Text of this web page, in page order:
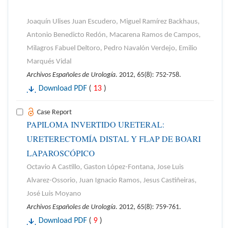
Joaquín Ulises Juan Escudero, Miguel Ramírez Backhaus,
Antonio Benedicto Redón, Macarena Ramos de Campos,
Milagros Fabuel Deltoro, Pedro Navalón Verdejo, Emilio
Marqués Vidal
Archivos Españoles de Urología. 2012, 65(8): 752-758.
Download PDF ( 13 )
Case Report
PAPILOMA INVERTIDO URETERAL:
URETERECTOMÍA DISTAL Y FLAP DE BOARI
LAPAROSCÓPICO
Octavio A Castillo, Gaston López-Fontana, Jose Luis
Alvarez-Ossorio, Juan Ignacio Ramos, Jesus Castiñeiras,
José Luis Moyano
Archivos Españoles de Urología. 2012, 65(8): 759-761.
Download PDF ( 9 )